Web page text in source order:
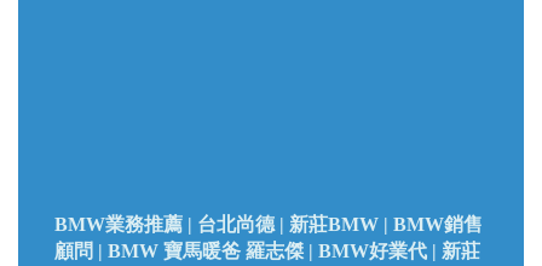
BMW業務推薦 | 台北尚德 | 新莊BMW | BMW銷售
顧問 | BMW 寶馬暖爸 羅志傑 | BMW好業代 | 新莊